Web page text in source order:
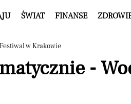
ŚWIAT FINANSE
w Krakowie
-